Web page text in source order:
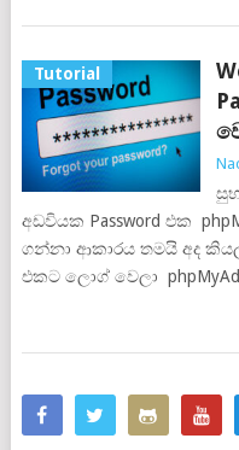
Tutorial
අඩවියක Password එක
ගන්නා ආකාරය තමයි අද
එකට ලොග් වෙලා